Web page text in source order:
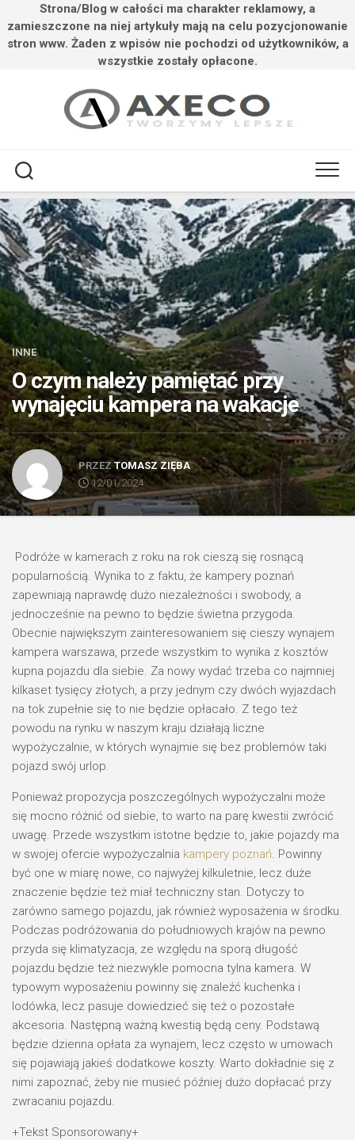
Strona/Blog w całości ma charakter reklamowy, a
zamieszczone na niej artykuły mają na celu pozycjonowanie
stron www. Żaden z wpisów nie pochodzi od użytkowników, a
wszystkie zostały opłacone.
INNE
O czym należy pamiętać przy
wynajęciu kampera na wakacje
PRZEZTOMASZ ZIĘBA
12/01/2024
Podróże w kamerach z roku na rok cieszą się rosnącą
popularnością. Wynika to z faktu, że kampery poznań
zapewniają naprawdę dużo niezależności i swobody, a
jednocześnie na pewno to będzie świetna przygoda.
Obecnie największym zainteresowaniem się cieszy wynajem
kampera warszawa, przede wszystkim to wynika z kosztów
kupna pojazdu dla siebie. Za nowy wydać trzeba co najmniej
kilkaset tysięcy złotych, a przy jednym czy dwóch wyjazdach
na tok zupełnie się to nie będzie opłacało. Z tego też
powodu na rynku w naszym kraju działają liczne
wypożyczalnie, w których wynajmie się bez problemów taki
pojazd swój urlop.
Ponieważ propozycja poszczególnych wypożyczalni może
się mocno różnić od siebie, to warto na parę kwestii zwrócić
uwagę. Przede wszystkim istotne będzie to, jakie pojazdy ma
w swojej ofercie wypożyczalnia kampery poznań. Powinny
być one w miarę nowe, co najwyżej kilkuletnie, lecz duże
znaczenie będzie też miał techniczny stan. Dotyczy to
zarówno samego pojazdu, jak również wyposażenia w środku.
Podczas podróżowania do południowych krajów na pewno
przyda się klimatyzacja, ze względu na sporą długość
pojazdu będzie też niezwykle pomocna tylna kamera. W
typowym wyposażeniu powinny się znaleźć kuchenka i
lodówka, lecz pasuje dowiedzieć się też o pozostałe
akcesoria. Następną ważną kwestią będą ceny. Podstawą
będzie dzienna opłata za wynajem, lecz często w umowach
się pojawiają jakieś dodatkowe koszty. Warto dokładnie się z
nimi zapoznać, żeby nie musieć później dużo dopłacać przy
zwracaniu pojazdu.
+Tekst Sponsorowany+